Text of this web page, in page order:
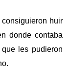
huir
donde contaba
que les pudieron